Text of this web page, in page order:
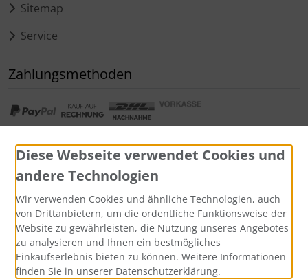
Sitemap
Service
Zahlungsmethoden
Diese Webseite verwendet Cookies und
andere Technologien
Wir verwenden Cookies und ähnliche Technologien, auch
von Drittanbietern, um die ordentliche Funktionsweise der
Website zu gewährleisten, die Nutzung unseres Angebotes
zu analysieren und Ihnen ein bestmögliches
Einkaufserlebnis bieten zu können. Weitere Informationen
finden Sie in unserer Datenschutzerklärung.